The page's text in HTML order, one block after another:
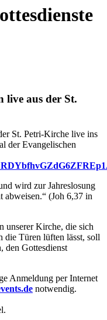
live aus der St.
St. Petri-Kirche live ins
der Evangelischen
wird zur Jahreslosung
abweisen.“ (Joh 6,37 in
unserer Kirche, die sich
die Türen lüften lässt, soll
den Gottesdienst
Anmeldung per Internet
notwendig.